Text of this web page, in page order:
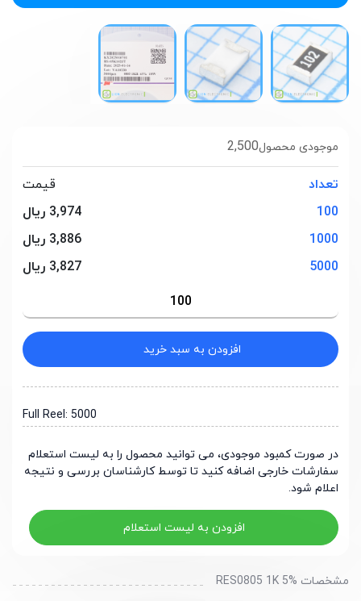
2,500موجودی محصول
تعداد
قیمت
100
3,974 ریال
1000
3,886 ریال
5000
3,827 ریال
افزودن به سبد خرید
Full Reel: 5000
در صورت کمبود موجودی، می توانید محصول را به لیست استعلام
سفارشات خارجی اضافه کنید تا توسط کارشناسان بررسی و نتیجه
اعلام شود.
افزودن به لیست استعلام
مشخصات RES0805 1K 5%